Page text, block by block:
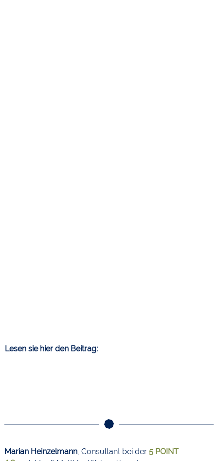
Lesen sie hier den Beitrag:
Marian Heinzelmann, Consultant bei der 5 POINT